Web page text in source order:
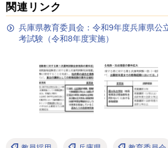
関連リンク
兵庫県教育委員会：令和9年度兵庫県公
考試験（令和8年度実施）